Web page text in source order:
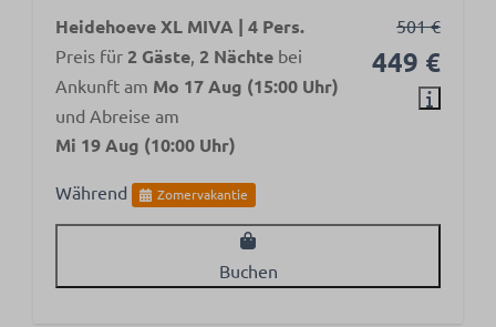
501 €
449 €
Heidehoeve XL MIVA | 4 Pers.
Preis für 2 Gäste, 2 Nächte bei
Ankunft am Mo 17 Aug (15:00 Uhr)
und Abreise am
Mi 19 Aug (10:00 Uhr)
Während Zomervakantie
Buchen